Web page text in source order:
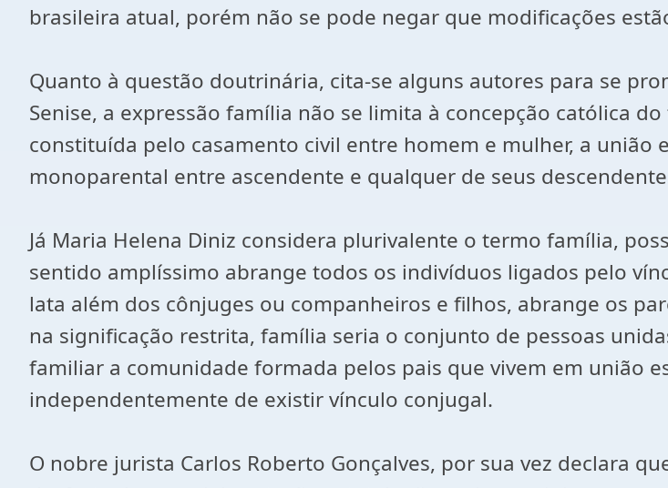
brasileira atual, porém não se pode negar que modificações
Quanto à questão doutrinária, cita-se alguns autores para se
Senise, a expressão família não se limita à concepção católica
constituída pelo casamento civil entre homem e mulher, a união
monoparental entre ascendente e qualquer de seus
Já Maria Helena Diniz considera plurivalente o termo família,
sentido amplíssimo abrange todos os indivíduos ligados pelo
lata além dos cônjuges ou companheiros e filhos, abrange os
na significação restrita, família seria o conjunto de pessoas
familiar a comunidade formada pelos pais que vivem em união
independentemente de existir vínculo conjugal.
O nobre jurista Carlos Roberto Gonçalves, por sua vez declara